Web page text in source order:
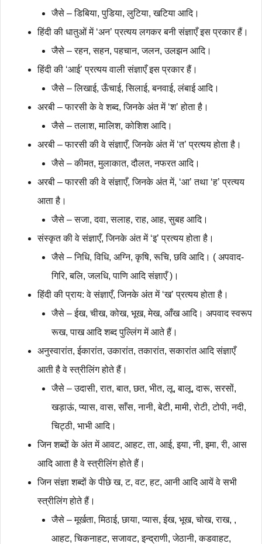
जैसे – डिबिया, पुडिया, लुटिया, खटिया आदि।
हिंदी की धातुओं में ‘अन’ प्रत्यय लगकर बनी संज्ञाएँ इस प्रकार हैं।
जैसे – रहन, सहन, पहचान, जलन, उलझन आदि।
हिंदी की ‘आई’ प्रत्यय वाली संज्ञाएँ इस प्रकार हैं।
जैसे – लिखाई, ऊँचाई, सिलाई, बनवाई, लंबाई आदि।
अरबी – फारसी के वे शब्द, जिनके अंत में ‘श’ होता है।
जैसे – तलाश, मालिश, कोशिश आदि।
अरबी – फारसी की वे संज्ञाएँ, जिनके अंत में ‘त’ प्रत्यय होता है।
जैसे – कीमत, मुलाकात, दौलत, नफरत आदि।
अरबी – फारसी की वे संज्ञाएँ, जिनके अंत में, ‘आ’ तथा ‘ह’ प्रत्यय
आता है।
जैसे – सजा, दवा, सलाह, राह, आह, सुबह आदि।
संस्कृत की वे संज्ञाएँ, जिनके अंत में ‘इ’ प्रत्यय होता है।
जैसे – निधि, विधि, अग्नि, कृषि, रूचि, छवि आदि। ( अपवाद-
गिरि, बलि, जलधि, पाणि आदि संज्ञाएँ )।
हिंदी की प्राय: वे संज्ञाएँ, जिनके अंत में ‘ख’ प्रत्यय होता है।
जैसे – ईख, चीख, कोख, भूख, मेख, आँख आदि। अपवाद स्वरूप
रूख, पाख आदि शब्द पुल्लिंग में आते हैं।
अनुस्वारांत, ईकारांत, उकारांत, तकारांत, सकारांत आदि संज्ञाएँ
आती है वे स्त्रीलिंग होते हैं।
जैसे – उदासी, रात, बात, छत, भीत, लू, बालू, दारू, सरसों,
खड़ाऊं, प्यास, वास, साँस, नानी, बेटी, मामी, रोटी, टोपी, नदी,
चिट्ठी, भाभी आदि।
जिन शब्दों के अंत में आवट, आहट, ता, आई, इया, नी, इमा, री, आस
आदि आता है वे स्त्रीलिंग होते हैं।
जिन संज्ञा शब्दों के पीछे ख, ट, वट, हट, आनी आदि आयें वे सभी
स्त्रीलिंग होते हैं।
जैसे – मूर्खता, मिठाई, छाया, प्यास, ईख, भूख, चोख, राख, ,
आहट, चिकनाहट, सजावट, इन्द्राणी, जेठानी, कडवाहट,